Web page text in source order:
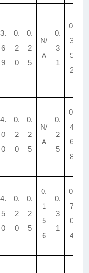
3.
6
9
0.
2
0
0.
2
5
N/
A
0.
3
1
0.
3
5
2
4.
0
0
0.
2
0
0.
2
5
N/
A
0.
2
5
0.
4
6
8
4.
5
0
0.
2
0
0.
2
5
0.
1
5
6
0.
3
1
0.
7
0
4